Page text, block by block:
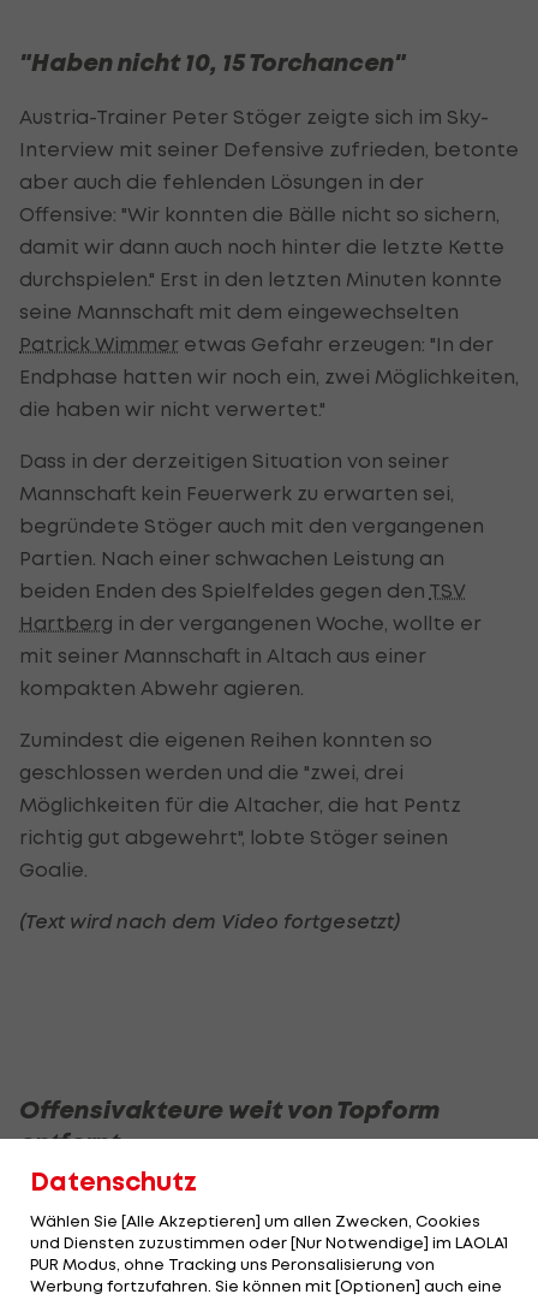
"Haben nicht 10, 15 Torchancen"
Austria-Trainer Peter Stöger zeigte sich im Sky-
Interview mit seiner Defensive zufrieden, betonte
aber auch die fehlenden Lösungen in der
Offensive: "Wir konnten die Bälle nicht so sichern,
damit wir dann auch noch hinter die letzte Kette
durchspielen." Erst in den letzten Minuten konnte
seine Mannschaft mit dem eingewechselten
Patrick Wimmer etwas Gefahr erzeugen: "In der
Endphase hatten wir noch ein, zwei Möglichkeiten,
die haben wir nicht verwertet."
Dass in der derzeitigen Situation von seiner
Mannschaft kein Feuerwerk zu erwarten sei,
begründete Stöger auch mit den vergangenen
Partien. Nach einer schwachen Leistung an
beiden Enden des Spielfeldes gegen den TSV
Hartberg in der vergangenen Woche, wollte er
mit seiner Mannschaft in Altach aus einer
kompakten Abwehr agieren.
Zumindest die eigenen Reihen konnten so
geschlossen werden und die "zwei, drei
Möglichkeiten für die Altacher, die hat Pentz
richtig gut abgewehrt", lobte Stöger seinen
Goalie.
(Text wird nach dem Video fortgesetzt)
Offensivakteure weit von Topform
entfernt
Die im Vergleich zur Vorwoche verbesserte
Defensivleistung des Gegners aus dem Ländle tat
ihr Übriges und so blieb die Austria zum zweiten
Mal in den letzten drei Spielen ohne eigenen
Datenschutz
Wählen Sie [Alle Akzeptieren] um allen Zwecken, Cookies
und Diensten zuzustimmen oder [Nur Notwendige] im LAOLA1
PUR Modus, ohne Tracking uns Peronsalisierung von
Werbung fortzufahren. Sie können mit [Optionen] auch eine